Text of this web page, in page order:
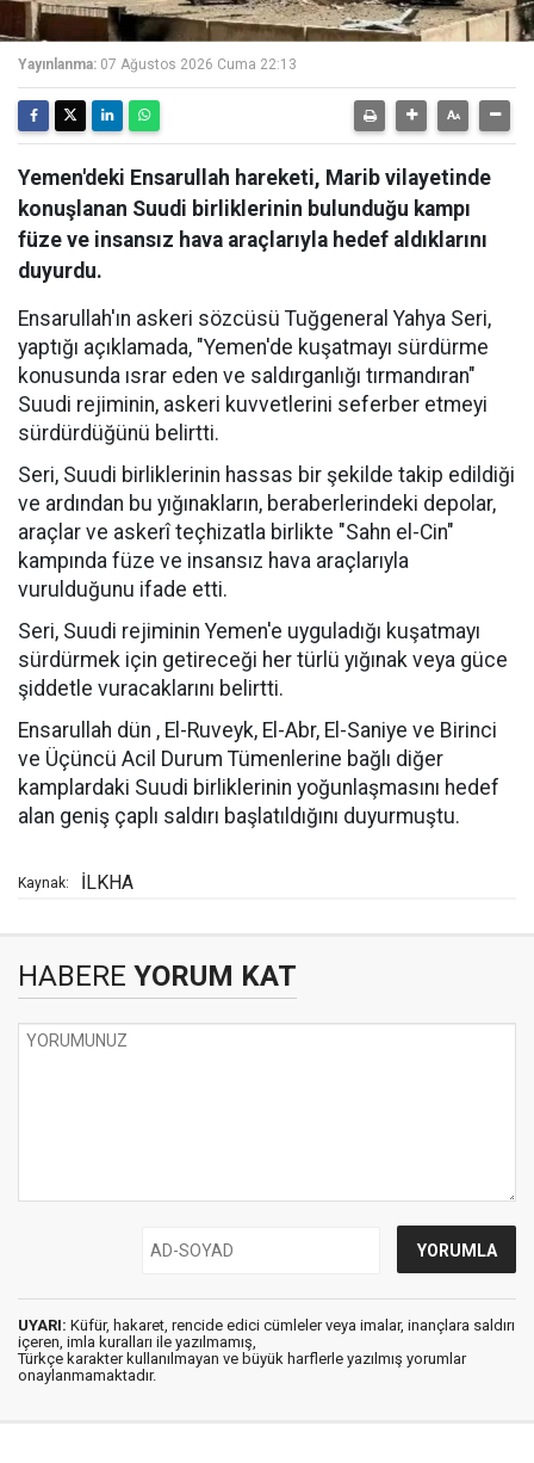
Yayınlanma: 07 Ağustos 2026 Cuma 22:13
Yemen'deki Ensarullah hareketi, Marib vilayetinde
konuşlanan Suudi birliklerinin bulunduğu kampı
füze ve insansız hava araçlarıyla hedef aldıklarını
duyurdu.
Ensarullah'ın askeri sözcüsü Tuğgeneral Yahya Seri,
yaptığı açıklamada, "Yemen'de kuşatmayı sürdürme
konusunda ısrar eden ve saldırganlığı tırmandıran"
Suudi rejiminin, askeri kuvvetlerini seferber etmeyi
sürdürdüğünü belirtti.
Seri, Suudi birliklerinin hassas bir şekilde takip edildiği
ve ardından bu yığınakların, beraberlerindeki depolar,
araçlar ve askerî teçhizatla birlikte "Sahn el-Cin"
kampında füze ve insansız hava araçlarıyla
vurulduğunu ifade etti.
Seri, Suudi rejiminin Yemen'e uyguladığı kuşatmayı
sürdürmek için getireceği her türlü yığınak veya güce
şiddetle vuracaklarını belirtti.
Ensarullah dün , El-Ruveyk, El-Abr, El-Saniye ve Birinci
ve Üçüncü Acil Durum Tümenlerine bağlı diğer
kamplardaki Suudi birliklerinin yoğunlaşmasını hedef
alan geniş çaplı saldırı başlatıldığını duyurmuştu.
Kaynak: İLKHA
HABERE YORUM KAT
UYARI: Küfür, hakaret, rencide edici cümleler veya imalar, inançlara saldırı
içeren, imla kuralları ile yazılmamış,
Türkçe karakter kullanılmayan ve büyük harflerle yazılmış yorumlar
onaylanmamaktadır.